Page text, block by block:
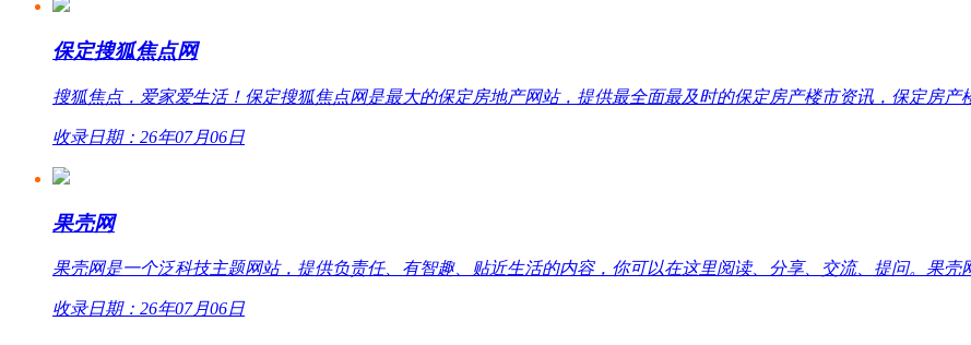
保定搜狐焦点网
搜狐焦点，爱家爱生活！保定搜狐焦点网是最大的保定房地产网站，提供最全面最及时的保定房产楼市资讯，保定房
收录日期：26年07月06日
果壳网
果壳网是一个泛科技主题网站，提供负责任、有智趣、贴近生活的内容，你可以在这里阅读、分享、交流、提问。果壳
收录日期：26年07月06日